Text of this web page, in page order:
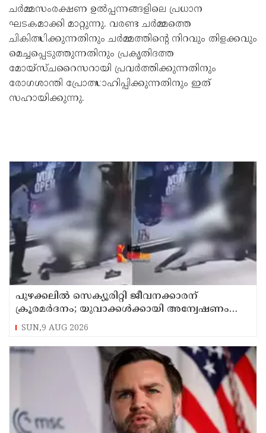
ചർമ്മസംരക്ഷണ ഉൽപ്പന്നങ്ങളിലെ പ്രധാന
ഘടകമാക്കി മാറ്റുന്നു. വരണ്ട ചർമ്മത്തെ
ചികിത്സിക്കുന്നതിനും ചർമ്മത്തിന്റെ നിറവും തിളക്കവും
മെച്ചപ്പെടുത്തുന്നതിനും പ്രകൃതിദത്ത
മോയ്സ്ചറൈസറായി പ്രവർത്തിക്കുന്നതിനും
രോഗശാന്തി പ്രോത്സാഹിപ്പിക്കുന്നതിനും ഇത്
സഹായിക്കുന്നു.
പുഴക്കലില്‍ സെക്യൂരിറ്റി ജീവനക്കാരന്
ക്രൂരമര്‍ദനം; യുവാക്കള്‍ക്കായി അന്വേഷണം
തുടരുന്നു
SUN,9 AUG 2026